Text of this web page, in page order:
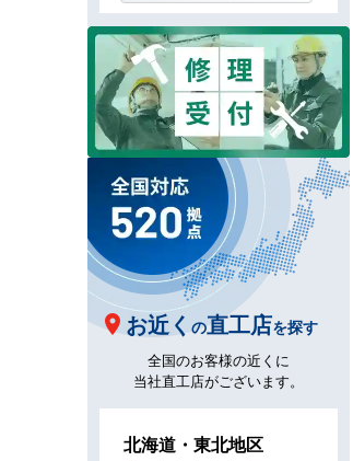
お近く の直工店を探す
全国のお客様の近くに
当社直工店がございます。
北海道・東北地区